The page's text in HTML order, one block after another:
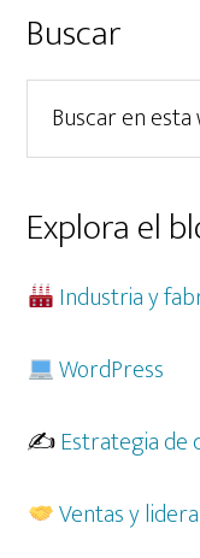
Barra
lateral
principal
Buscar
esta
web
Explora el
Industria y
WordPress
✍️Estrategia de
Ventas y